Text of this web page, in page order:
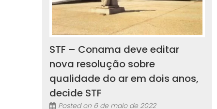
STF – Conama deve editar
nova resolução sobre
qualidade do ar em dois anos,
decide STF
Posted on 6 de maio de 2022